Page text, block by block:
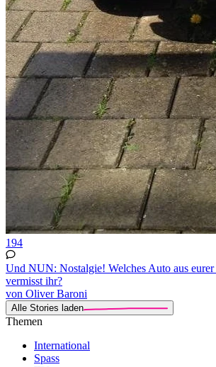
194
Und NUN: Nostalgie! Welches Auto aus eurer
vermisst ihr?
von Oliver Baroni
Alle Stories laden
Themen
International
Spass